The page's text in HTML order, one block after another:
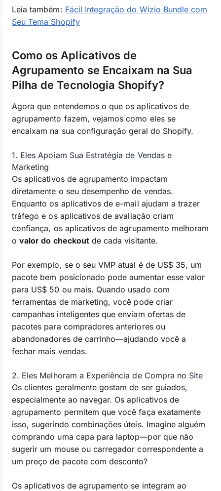
Leia também: Fácil Integração do Wizio Bundle com
Seu Tema Shopify
Como os Aplicativos de
Agrupamento se Encaixam na Sua
Pilha de Tecnologia Shopify?
Agora que entendemos o que os aplicativos de
agrupamento fazem, vejamos como eles se
encaixam na sua configuração geral do Shopify.
1. Eles Apoiam Sua Estratégia de Vendas e
Marketing
Os aplicativos de agrupamento impactam
diretamente o seu desempenho de vendas.
Enquanto os aplicativos de e-mail ajudam a trazer
tráfego e os aplicativos de avaliação criam
confiança, os aplicativos de agrupamento melhoram
ovalor do checkoutde cada visitante.
Por exemplo, se o seu VMP atual é de US$ 35, um
pacote bem posicionado pode aumentar esse valor
para US$ 50 ou mais. Quando usado com
ferramentas de marketing, você pode criar
campanhas inteligentes que enviam ofertas de
pacotes para compradores anteriores ou
abandonadores de carrinho—ajudando você a
fechar mais vendas.
2. Eles Melhoram a Experiência de Compra no Site
Os clientes geralmente gostam de ser guiados,
especialmente ao navegar. Os aplicativos de
agrupamento permitem que você faça exatamente
isso, sugerindo combinações úteis. Imagine alguém
comprando uma capa para laptop—por que não
sugerir um mouse ou carregador correspondente a
um preço de pacote com desconto?
Os aplicativos de agrupamento se integram ao